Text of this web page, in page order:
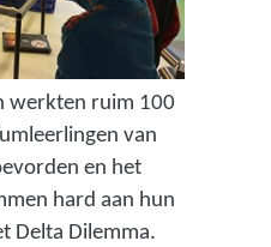
werkten ruim 100
van
en het
hard aan hun
Delta Dilemma.